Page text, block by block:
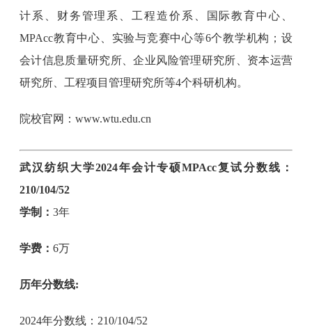
计系、财务管理系、工程造价系、国际教育中心、
MPAcc教育中心、实验与竞赛中心等6个教学机构；设
会计信息质量研究所、企业风险管理研究所、资本运营
研究所、工程项目管理研究所等4个科研机构。
院校官网：www.wtu.edu.cn
武汉纺织大学2024年会计专硕MPAcc复试分数线：
210/104/52
学制：3年
学费：6万
历年分数线:
2024年分数线：210/104/52